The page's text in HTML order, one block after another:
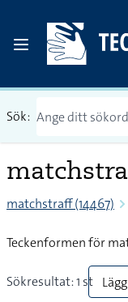
Sök:
matchstraff (14467)
Teckenformen för
Sökresultat: 1 st Lägg